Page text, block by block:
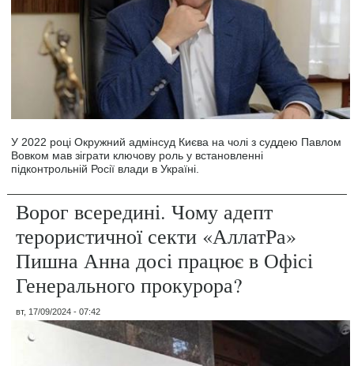
У 2022 році Окружний адмінсуд Києва на чолі з суддею Павлом
Вовком мав зіграти ключову роль у встановленні
підконтрольній Росії влади в Україні.
Ворог всередині. Чому адепт
терористичної секти «АллатРа»
Пишна Анна досі працює в Офісі
Генерального прокурора?
вт, 17/09/2024 - 07:42